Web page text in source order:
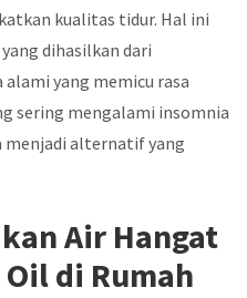
kualitas tidur. Hal ini
dihasilkan dari
yang memicu rasa
sering mengalami insomnia
menjadi alternatif yang
Air Hangat
di Rumah